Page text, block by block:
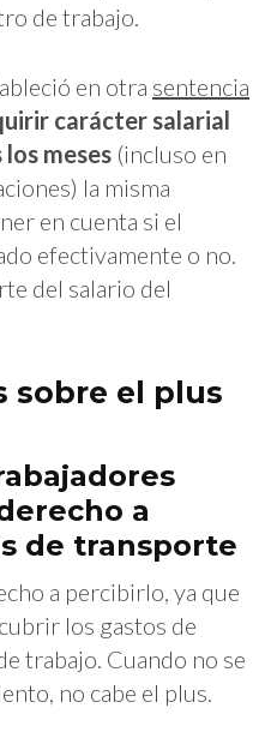
de trabajo.
en otra sentencia
carácter salarial
meses (incluso en
la misma
en cuenta si el
efectivamente o no.
del salario del
sobre el plus
a
de transporte
a percibirlo, ya que
los gastos de
trabajo. Cuando no se
no cabe el plus.